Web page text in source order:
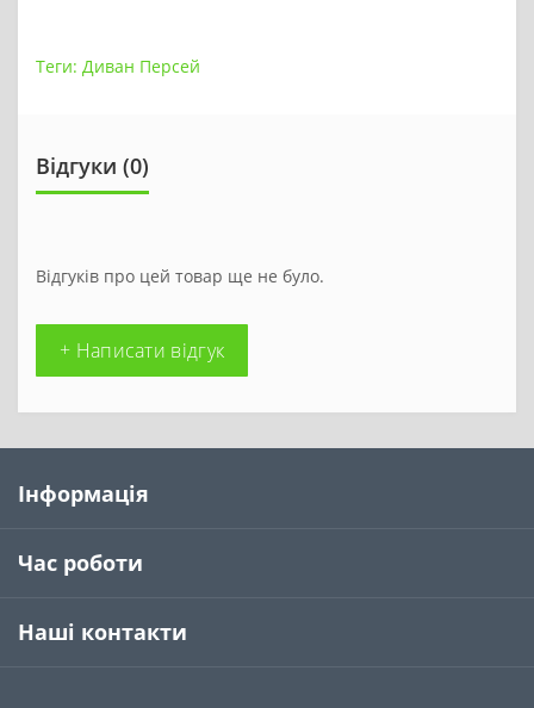
Теги: Диван Персей
Відгуки (0)
Відгуків про цей товар ще не було.
+ Написати відгук
Інформація
Час роботи
Наші контакти